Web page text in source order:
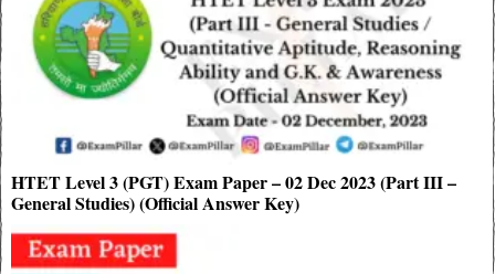
HTET Level 3 (PGT) Exam Paper – 02 Dec 2023 (Part III –
General Studies) (Official Answer Key)